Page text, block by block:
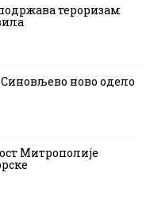
тероризам
ново одело
Митрополије